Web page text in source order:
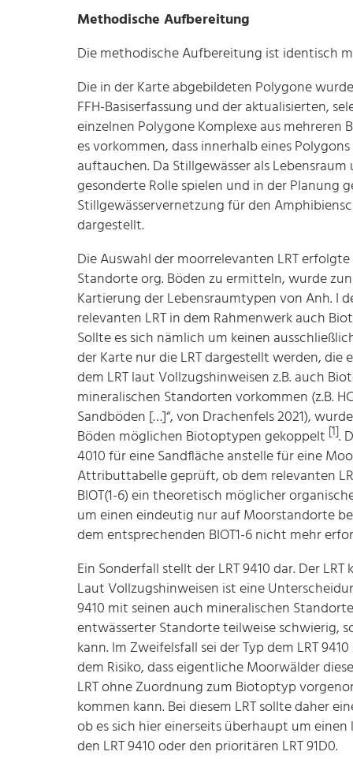
Methodische Aufbereitung
Die methodische Aufbereitung ist identisch
Die in der Karte abgebildeten Polygone
FFH-Basiserfassung und der aktualisierten,
einzelnen Polygone Komplexe aus mehreren
es vorkommen, dass innerhalb eines
auftauchen. Da Stillgewässer als
gesonderte Rolle spielen und in der Planung
Stillgewässervernetzung für den
dargestellt.
Die Auswahl der moorrelevanten LRT
Standorte org. Böden zu ermitteln, wurde
Kartierung der Lebensraumtypen von Anh. I
relevanten LRT in dem Rahmenwerk auch
Sollte es sich nämlich um keinen
der Karte nur die LRT dargestellt werden,
dem LRT laut Vollzugshinweisen z.B. auch
mineralischen Standorten vorkommen (z.B.
Sandböden […]“, von Drachenfels 2021),
Böden möglichen Biotoptypen gekoppelt [1].
4010 für eine Sandfläche anstelle für eine
Attributtabelle geprüft, ob dem relevanten
BIOT(1-6) ein theoretisch möglicher
um einen eindeutig nur auf Moorstandorte
dem entsprechenden BIOT1-6 nicht mehr
Ein Sonderfall stellt der LRT 9410 dar. Der
Laut Vollzugshinweisen ist eine
9410 mit seinen auch mineralischen
entwässerter Standorte teilweise schwierig,
kann. Im Zweifelsfall sei der Typ dem LRT
dem Risiko, dass eigentliche Moorwälder
LRT ohne Zuordnung zum Biotoptyp
kommen kann. Bei diesem LRT sollte daher
ob es sich hier einerseits überhaupt um
den LRT 9410 oder den prioritären LRT 91D0.